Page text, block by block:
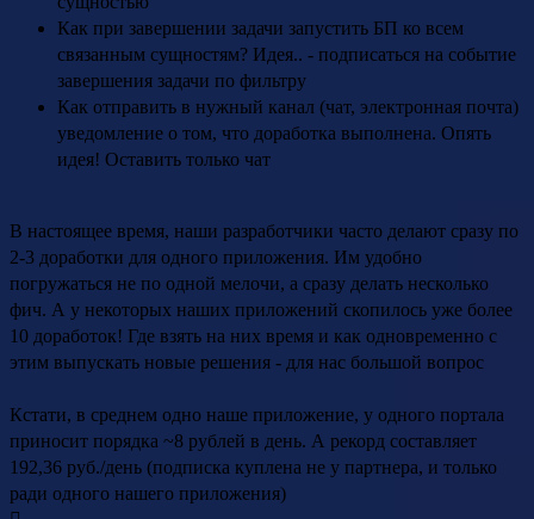
Как при завершении задачи запустить БП ко всем
связанным сущностям? Идея.. - подписаться на событие
завершения задачи по фильтру
Как отправить в нужный канал (чат, электронная почта)
уведомление о том, что доработка выполнена. Опять
идея! Оставить только чат
В настоящее время, наши разработчики часто делают сразу по
2-3 доработки для одного приложения. Им удобно
погружаться не по одной мелочи, а сразу делать несколько
фич. А у некоторых наших приложений скопилось уже более
10 доработок! Где взять на них время и как одновременно с
этим выпускать новые решения - для нас большой вопрос
Кстати, в среднем одно наше приложение, у одного портала
приносит порядка ~8 рублей в день. А рекорд составляет
192,36 руб./день (подписка куплена не у партнера, и только
ради одного нашего приложения)